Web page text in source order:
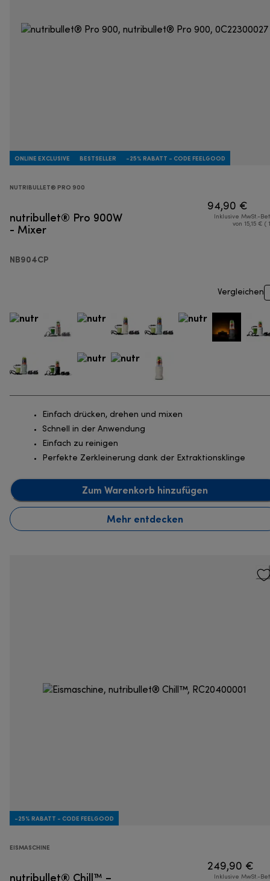
ONLINE EXCLUSIVE BESTSELLER -25% RABATT - CODE FEELGOOD
NUTRIBULLET® PRO 900
nutribullet® Pro 900W
- Mixer
NB904CP
94,90 €
Inklusive MwSt.-
von 15,15 € (
Vergleichen
Einfach drücken, drehen und mixen
Schnell in der Anwendung
Einfach zu reinigen
Perfekte Zerkleinerung dank der Extraktionsklinge
Zum Warenkorb hinzufügen
Mehr entdecken
-25% RABATT - CODE FEELGOOD
EISMASCHINE
nutribullet® Chill™ –
249,90 €
Inklusive MwSt.-